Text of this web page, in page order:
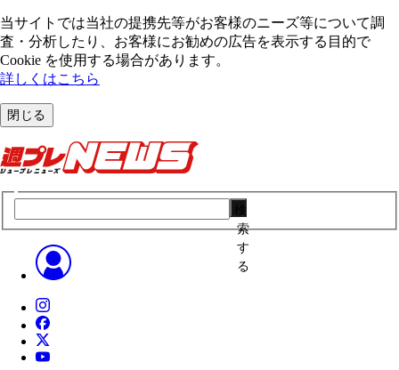
当サイトでは当社の提携先等がお客様のニーズ等について調
査・分析したり、お客様にお勧めの広告を表⽰する⽬的で
Cookie を使⽤する場合があります。
詳しくはこちら
閉じる
索
す
る